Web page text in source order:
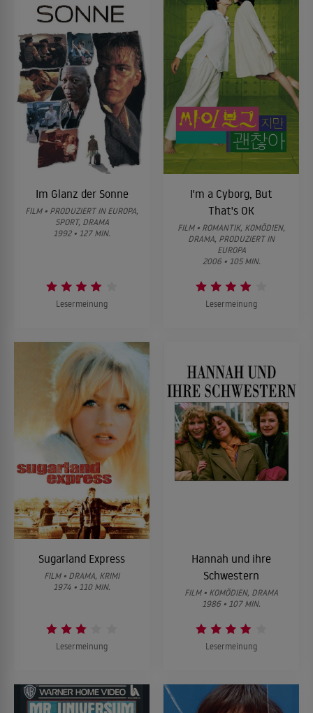
Im Glanz der Sonne
FILM • PRODUZIERT IN EUROPA,
SPORT, DRAMA
1992 • 127 MIN.
Lesermeinung
I'm a Cyborg, But
That's OK
FILM • ROMANTIK, KOMÖDIEN,
DRAMA, PRODUZIERT IN
EUROPA
2006 • 105 MIN.
Lesermeinung
Sugarland Express
FILM • DRAMA, KRIMI
1974 • 110 MIN.
Lesermeinung
Hannah und ihre
Schwestern
FILM • KOMÖDIEN, DRAMA
1986 • 107 MIN.
Lesermeinung